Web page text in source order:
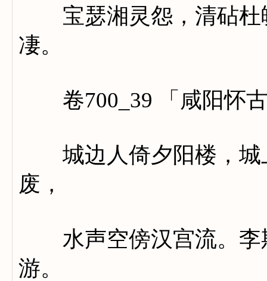
宝瑟湘灵怨，清砧杜
凄。
卷700_39 「咸阳怀
城边人倚夕阳楼，城
废，
水声空傍汉宫流。李
游。